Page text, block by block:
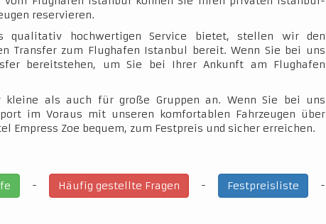
reservieren.
qualitativ hochwertigen Service bietet, stellen wir den
Transfer zum Flughafen Istanbul bereit. Wenn Sie bei uns
bereitstehen, um Sie bei Ihrer Ankunft am Flughafen
als auch für große Gruppen an. Wenn Sie bei uns
im Voraus mit unseren komfortablen Fahrzeugen über
Empress Zoe bequem, zum Festpreis und sicher erreichen.
- Häufig gestellte Fragen - Festpreisliste
-